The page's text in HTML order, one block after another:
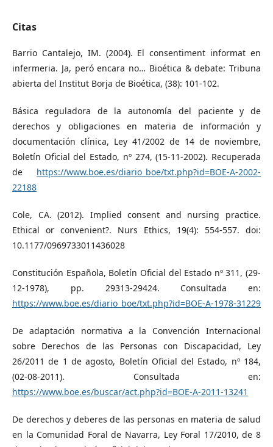
Citas
Barrio Cantalejo, IM. (2004). El consentiment informat en
infermeria. Ja, peró encara no… Bioética & debate: Tribuna
abierta del Institut Borja de Bioética, (38): 101-102.
Básica reguladora de la autonomía del paciente y de
derechos y obligaciones en materia de información y
documentación clínica, Ley 41/2002 de 14 de noviembre,
Boletín Oficial del Estado, nº 274, (15-11-2002). Recuperada
de https://www.boe.es/diario_boe/txt.php?id=BOE-A-2002-
22188
Cole, CA. (2012). Implied consent and nursing practice.
Ethical or convenient?. Nurs Ethics, 19(4): 554-557. doi:
10.1177/0969733011436028
Constitución Española, Boletín Oficial del Estado nº 311, (29-
12-1978), pp. 29313-29424. Consultada en:
https://www.boe.es/diario_boe/txt.php?id=BOE-A-1978-31229
De adaptación normativa a la Convención Internacional
sobre Derechos de las Personas con Discapacidad, Ley
26/2011 de 1 de agosto, Boletín Oficial del Estado, nº 184,
(02-08-2011). Consultada en:
https://www.boe.es/buscar/act.php?id=BOE-A-2011-13241
De derechos y deberes de las personas en materia de salud
en la Comunidad Foral de Navarra, Ley Foral 17/2010, de 8